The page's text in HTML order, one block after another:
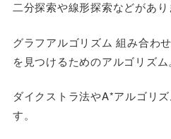
二分探索や線形探索などがあり
グラフアルゴリズム 組み合わ
を見つけるためのアルゴリズム
ダイクストラ法やA*アルゴリ
す。